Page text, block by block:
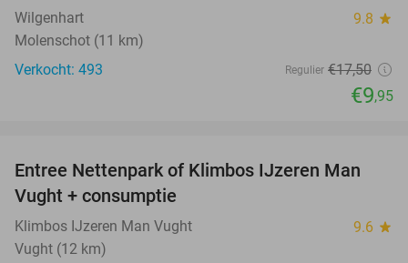
Wilgenhart 9.8 star
Molenschot (11 km)
Verkocht: 493
Regulier €17,50
€9,95
29%
Entree Nettenpark of Klimbos IJzeren Man
Vught + consumptie
Klimbos IJzeren Man Vught 9.6 star
Vught (12 km)